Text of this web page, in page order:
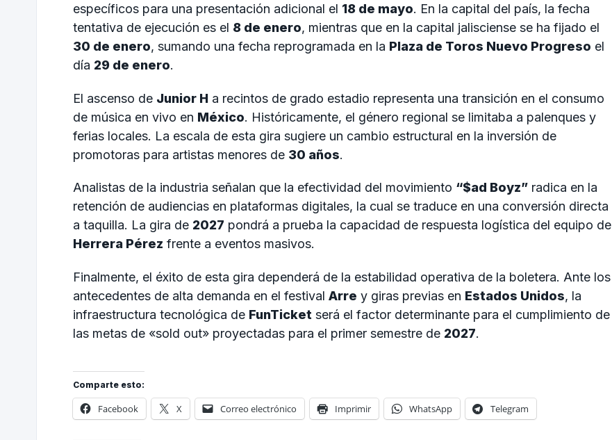
específicos para una presentación adicional el 18 de mayo. En la capital del país, la fecha
tentativa de ejecución es el 8 de enero, mientras que en la capital jalisciense se ha fijado el
30 de enero, sumando una fecha reprogramada en la Plaza de Toros Nuevo Progreso el
día 29 de enero.
El ascenso de Junior H a recintos de grado estadio representa una transición en el consumo
de música en vivo en México. Históricamente, el género regional se limitaba a palenques y
ferias locales. La escala de esta gira sugiere un cambio estructural en la inversión de
promotoras para artistas menores de 30 años.
Analistas de la industria señalan que la efectividad del movimiento “$ad Boyz” radica en la
retención de audiencias en plataformas digitales, la cual se traduce en una conversión directa
a taquilla. La gira de 2027 pondrá a prueba la capacidad de respuesta logística del equipo de
Herrera Pérez frente a eventos masivos.
Finalmente, el éxito de esta gira dependerá de la estabilidad operativa de la boletera. Ante los
antecedentes de alta demanda en el festival Arre y giras previas en Estados Unidos, la
infraestructura tecnológica de FunTicket será el factor determinante para el cumplimiento de
las metas de «sold out» proyectadas para el primer semestre de 2027.
Comparte esto:
Facebook X Correo electrónico Imprimir WhatsApp Telegram